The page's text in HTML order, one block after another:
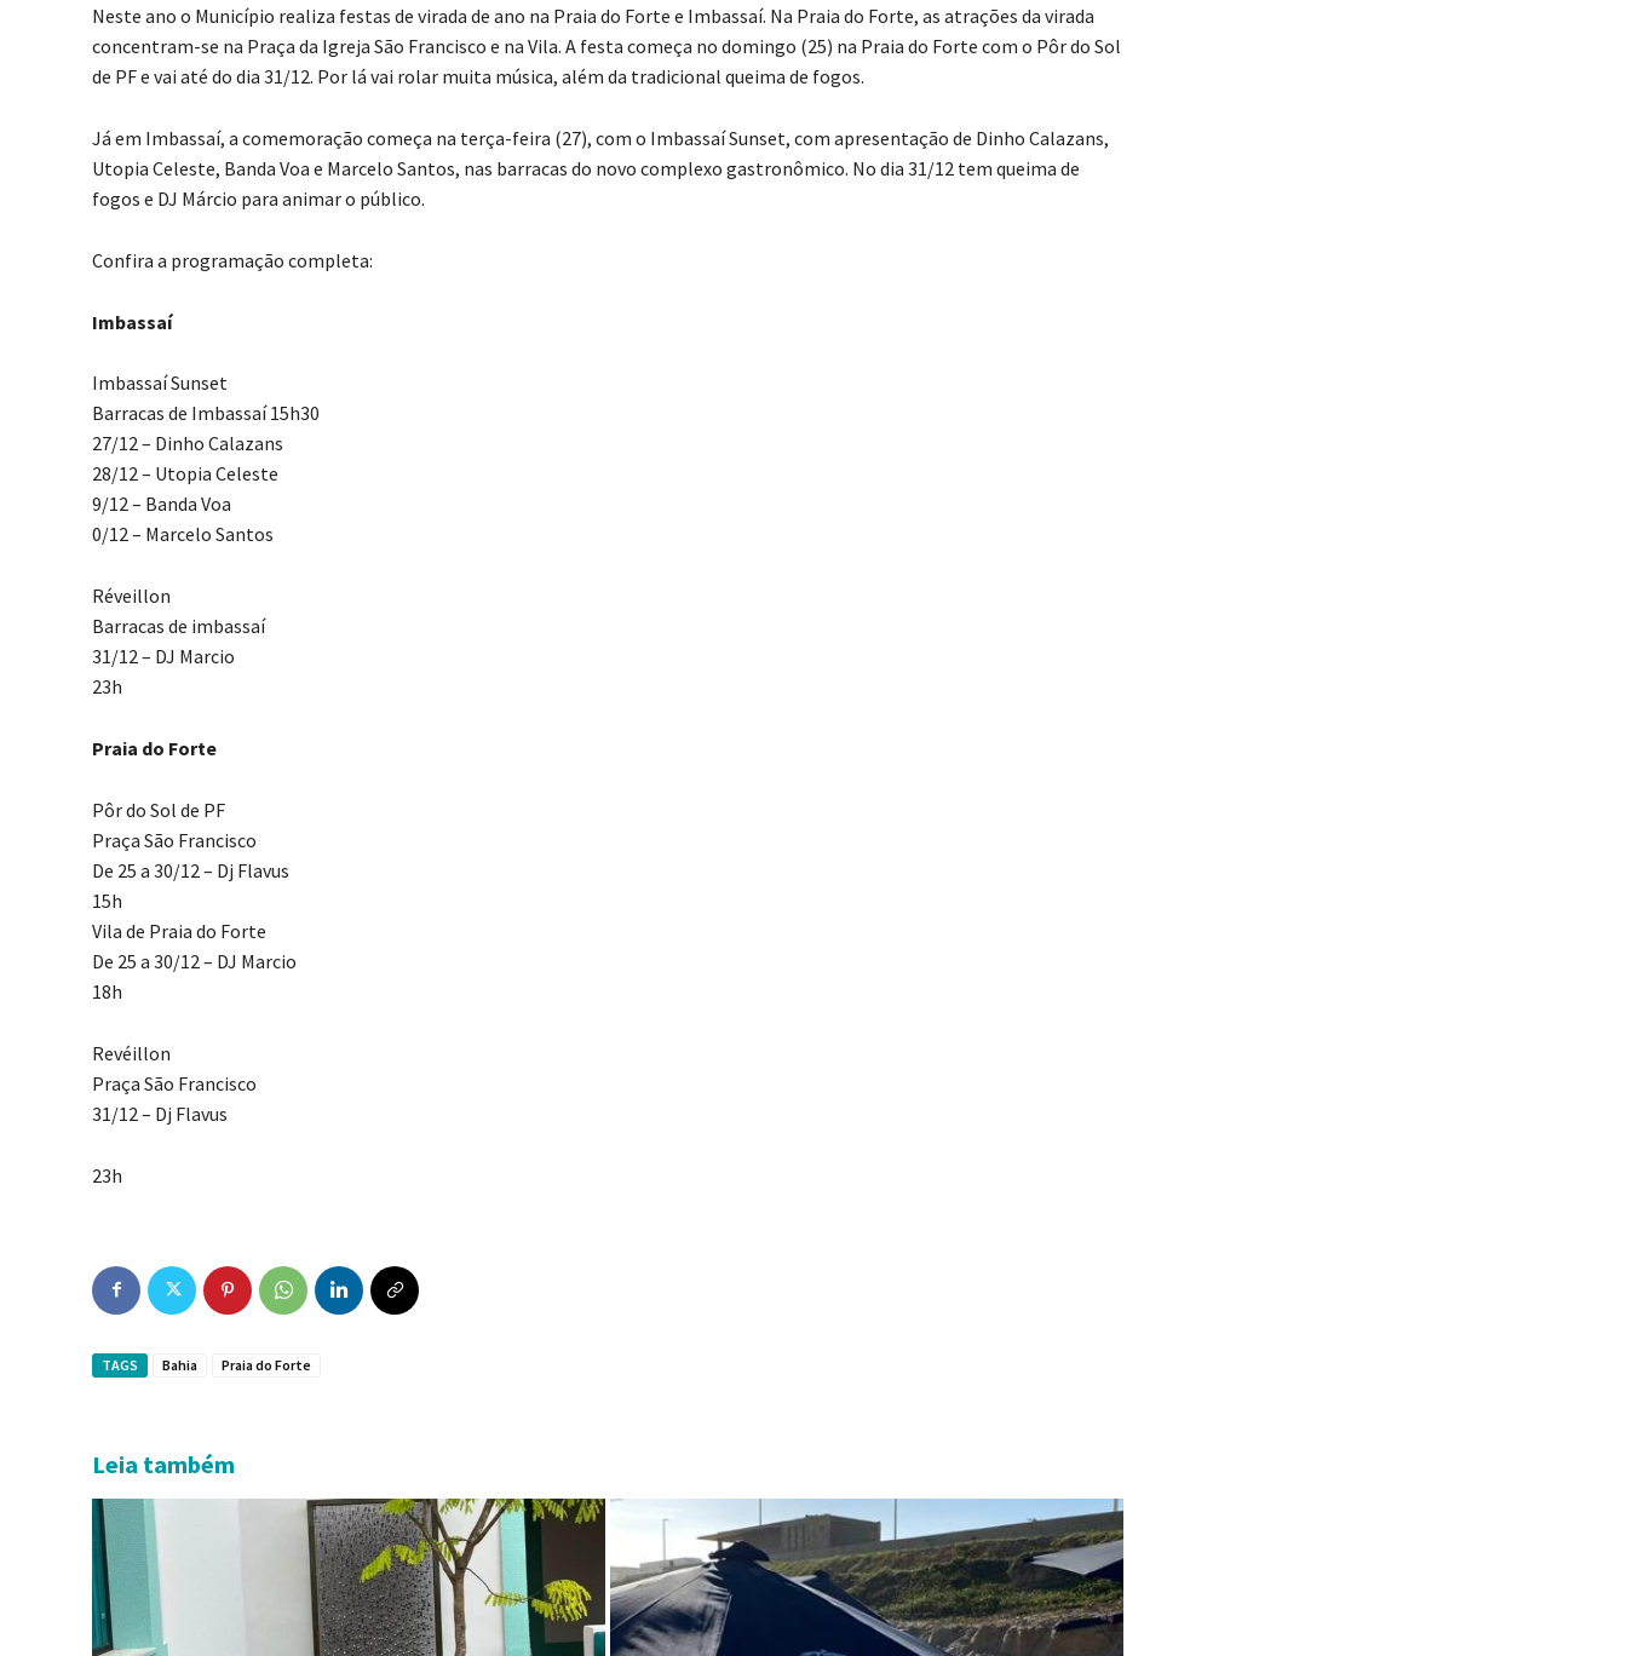
Neste ano o Município realiza festas de virada de ano na Praia do Forte e Imbassaí. Na Praia do Forte, as atrações da virada
concentram-se na Praça da Igreja São Francisco e na Vila. A festa começa no domingo (25) na Praia do Forte com o Pôr do Sol
de PF e vai até do dia 31/12. Por lá vai rolar muita música, além da tradicional queima de fogos.
Já em Imbassaí, a comemoração começa na terça-feira (27), com o Imbassaí Sunset, com apresentação de Dinho Calazans,
Utopia Celeste, Banda Voa e Marcelo Santos, nas barracas do novo complexo gastronômico. No dia 31/12 tem queima de
fogos e DJ Márcio para animar o público.
Confira a programação completa:
Imbassaí
Imbassaí Sunset
Barracas de Imbassaí 15h30
27/12 – Dinho Calazans
28/12 – Utopia Celeste
9/12 – Banda Voa
0/12 – Marcelo Santos
Réveillon
Barracas de imbassaí
31/12 – DJ Marcio
23h
Praia do Forte
Pôr do Sol de PF
Praça São Francisco
De 25 a 30/12 – Dj Flavus
15h
Vila de Praia do Forte
De 25 a 30/12 – DJ Marcio
18h
Revéillon
Praça São Francisco
31/12 – Dj Flavus
23h
TAGS Bahia Praia do Forte
Leia também